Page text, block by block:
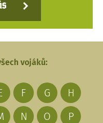
vojáků:
F G
H
N O
P